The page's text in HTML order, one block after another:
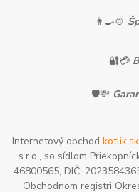
👨‍🍳🍲
🔐💳
🛡️💸
Internetový obchod kotlik.sk
s.r.o., so sídlom
46800565, DIČ:
Obchodnom registri